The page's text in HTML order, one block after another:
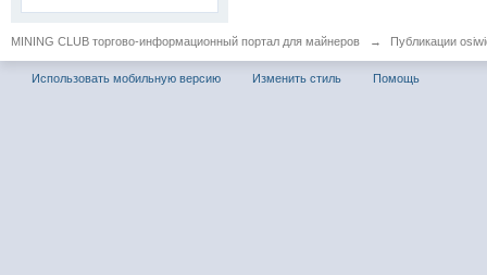
MINING CLUB торгово-информационный портал для майнеров → Публикации
Использовать мобильную версию Изменить стиль Помощь